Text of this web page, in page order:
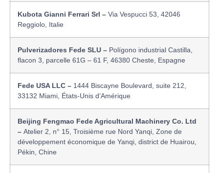
Kubota Gianni Ferrari Srl – Via Vespucci 53, 42046
Reggiolo, Italie
Pulverizadores Fede SLU – Polígono industrial Castilla,
flacon 3, parcelle 61G – 61 F, 46380 Cheste, Espagne
Fede USA LLC – 1444 Biscayne Boulevard, suite 212,
33132 Miami, États-Unis d’Amérique
Beijing Fengmao Fede Agricultural Machinery Co. Ltd
– Atelier 2, n° 15, Troisième rue Nord Yanqi, Zone de
développement économique de Yanqi, district de Huairou,
Pékin, Chine